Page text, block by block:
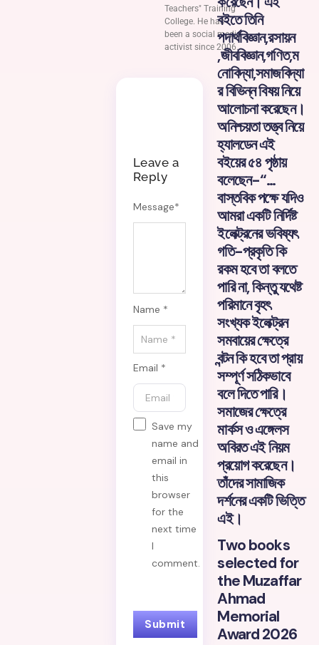
Teachers" Training
College. He has
been a social media
activist since 2006.
Leave a
Reply
Message*
Name *
Email *
Save my
name and
email in
this
browser
for the
next time
I
comment.
বইতে তিনি
পদার্থবিজ্ঞান,রসায়ন
,জীববিজ্ঞান,গণিত,ম
নোবিদ্যা,সমাজবিদ্যা
র বিভিন্ন বিষয় নিয়ে
আলোচনা করেছেন।
অনিশ্চয়তা তত্ত্ব নিয়ে
হ্যালডেন এই
বইয়ের ৫৪ পৃষ্ঠায়
বলেছেন-“…
বাস্তবিক পক্ষে যদিও
আমরা একটি নির্দিষ্ট
ইলেক্ট্রনের ভবিষ্যৎ
গতি-প্রকৃতি কি
রকম হবে তা বলতে
পারি না, কিন্তু যথেষ্ট
পরিমানে বৃহৎ
সংখ্যক ইলেক্ট্রন
সমবায়ের ক্ষেত্রে
বন্টন কি হবে তা প্রায়
সম্পূর্ণ সঠিকভাবে
বলে দিতে পারি।
সমাজের ক্ষেত্রে
মার্কস ও এঙ্গেলস
অবিরত এই নিয়ম
প্রয়োগ করেছেন।
তাঁদের সামাজিক
দর্শনের একটি ভিত্তি
এই।
Two books
selected for
the Muzaffar
Ahmad
Memorial
Award 2026